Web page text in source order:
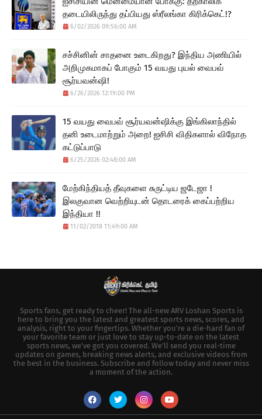
தடையிலிருந்து தப்பியது ஸ்ரீலங்கா கிரிக்கெட்!?
6/02/2026 09:56:00 AM
சச்சினின் சாதனை உடைகிறது? இந்திய அணியில்
அறிமுகமாகப் போகும் 15 வயது புயல் வைபவ்
சூர்யவன்ஷி!
6/26/2026 12:19:00 PM
15 வயது வைபவ் சூர்யவன்ஷிக்கு இங்கிலாந்தில்
தனி உடைமாற்றும் அறை! ஐசிசி விதிகளால் விநோத
கட்டுப்பாடு
6/25/2026 02:48:00 AM
மேற்கிந்தியத் தீவுகளை சுருட்டிய ஜடேஜா !
இலகுவான வெற்றியுடன் தொடரைக் கைப்பற்றிய
இந்தியா !!
11/02/2018 11:49:00 AM
Sports fans, get ready to cheer! The all-new ARV Loshan Sports is
here to bring you the latest and greatest sports news, scores, and
analysis, right to your fingertips. Whether you're a die-hard fan of
your favorite team or just love to stay up-to-date on the latest
sports news, we've got you covered. We'll send you real-time
updates on games, breaking news alerts, and exclusive videos from
the best in the business. Subscribe and follow today and never miss
a moment of the action.